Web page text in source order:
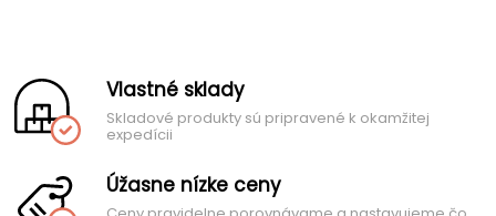
Vlastné sklady
Skladové produkty sú pripravené k okamžitej
expedícii
Úžasne nízke ceny